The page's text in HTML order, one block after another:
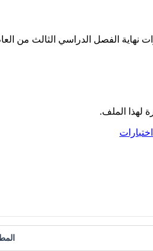
من العام الدراسي 2025/2026 وذلك للصف الثاني عشر
لهذا الملف.
اختبارات